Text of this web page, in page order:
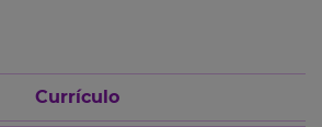
Currículo